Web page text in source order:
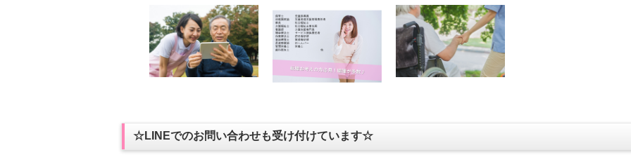
☆LINEでのお問い合わせも受け付けています☆